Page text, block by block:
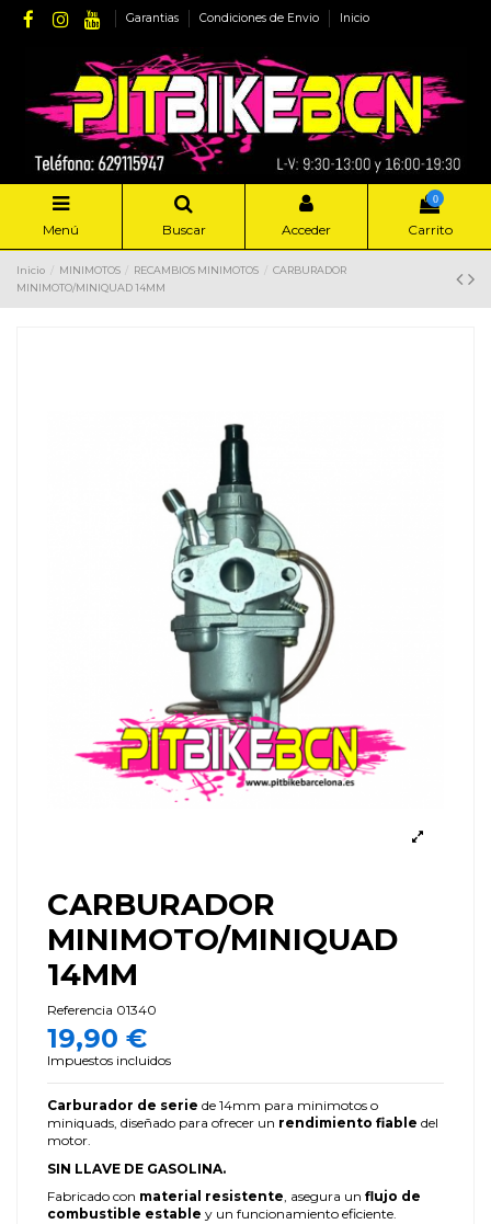
Garantias Condiciones de Envio Inicio
Menú Buscar Acceder
0
Carrito
Inicio MINIMOTOS RECAMBIOS MINIMOTOS
CARBURADOR
MINIMOTO/MINIQUAD 14MM
CARBURADOR
MINIMOTO/MINIQUAD
14MM
Referencia 01340
19,90 €
Impuestos incluidos
Carburador de serie de 14mm para minimotos o
miniquads, diseñado para ofrecer un rendimiento fiable del
motor.
SIN LLAVE DE GASOLINA.
Fabricado con material resistente, asegura un flujo de
combustible estable y un funcionamiento eficiente.